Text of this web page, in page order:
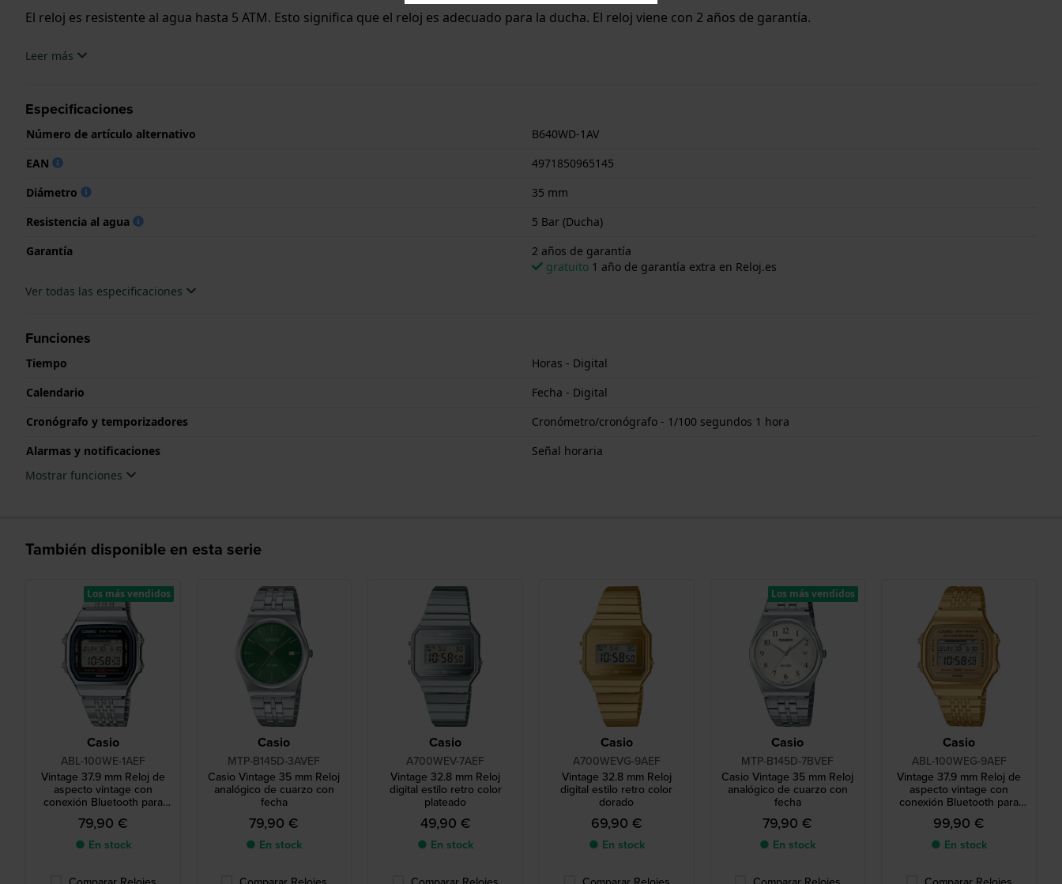
El reloj es resistente al agua hasta 5 ATM. Esto significa que el reloj es adecuado para la ducha. El reloj viene con 2 años de garantía.
.Leer más
Especificaciones
Número de artículo alternativo
B640WD-1AV
EAN
4971850965145
Diámetro
35 mm
Resistencia al agua
5 Bar (Ducha)
Garantía
2 años de garantía
gratuito 1 año de garantía extra en Reloj.es
Ver todas las especificaciones
Funciones
Tiempo
Horas - Digital
Calendario
Fecha - Digital
Cronógrafo y temporizadores
Cronómetro/cronógrafo - 1/100 segundos 1 hora
Alarmas y notificaciones
Señal horaria
Mostrar funciones
También disponible en esta serie
Casio
ABL-100WE-1AEF
Vintage 37.9 mm Reloj de
aspecto vintage con
conexión Bluetooth para
smartphone
79,90 €
● En stock
Los más vendidos
Casio
MTP-B145D-3AVEF
Casio Vintage 35 mm Reloj
analógico de cuarzo con
fecha
79,90 €
● En stock
Casio
A700WEV-7AEF
Vintage 32.8 mm Reloj
digital estilo retro color
plateado
49,90 €
● En stock
Casio
A700WEVG-9AEF
Vintage 32.8 mm Reloj
digital estilo retro color
dorado
69,90 €
● En stock
Casio
MTP-B145D-7BVEF
Casio Vintage 35 mm Reloj
analógico de cuarzo con
fecha
79,90 €
● En stock
Los más vendidos
Casio
ABL-100WEG-9AEF
Vintage 37.9 mm Reloj de
aspecto vintage con
conexión Bluetooth para
smartphone
99,90 €
● En stock